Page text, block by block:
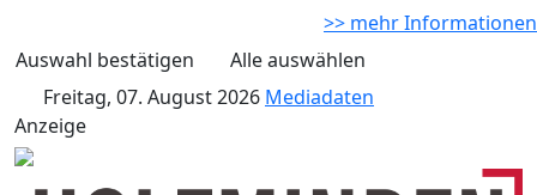
>> mehr Informationen
Auswahl bestätigen
Alle auswählen
Freitag, 07. August 2026 Mediadaten
Anzeige